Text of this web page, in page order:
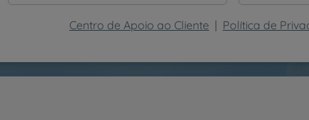
Centro de Apoio ao Cliente | Política de